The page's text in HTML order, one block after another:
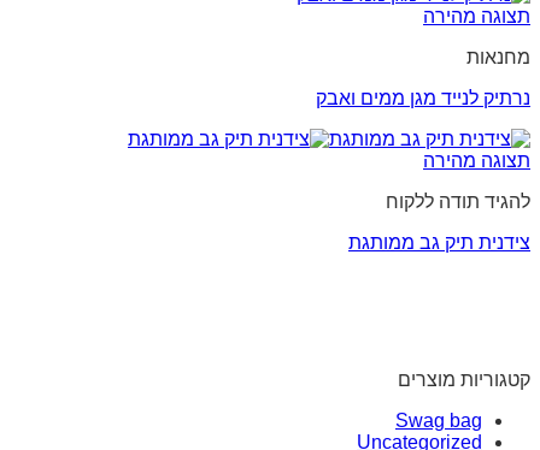
תצוגה מהירה
מחנאות
נרתיק לנייד מגן ממים ואבק
תצוגה מהירה
להגיד תודה ללקוח
צידנית תיק גב ממותגת
קטגוריות מוצרים
Swag bag
Uncategorized